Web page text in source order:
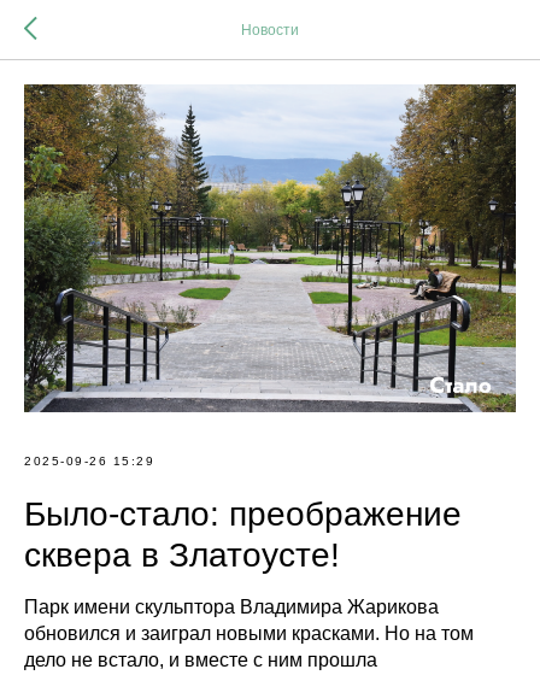
Новости
2025-09-26 15:29
Было-стало: преображение
сквера в Златоусте!
Парк имени скульптора Владимира Жарикова
обновился и заиграл новыми красками. Но на том
дело не встало, и вместе с ним прошла